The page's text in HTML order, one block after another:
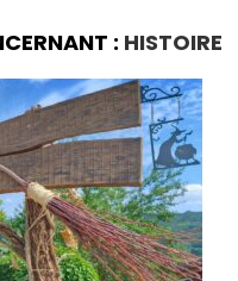
: HISTOIRE